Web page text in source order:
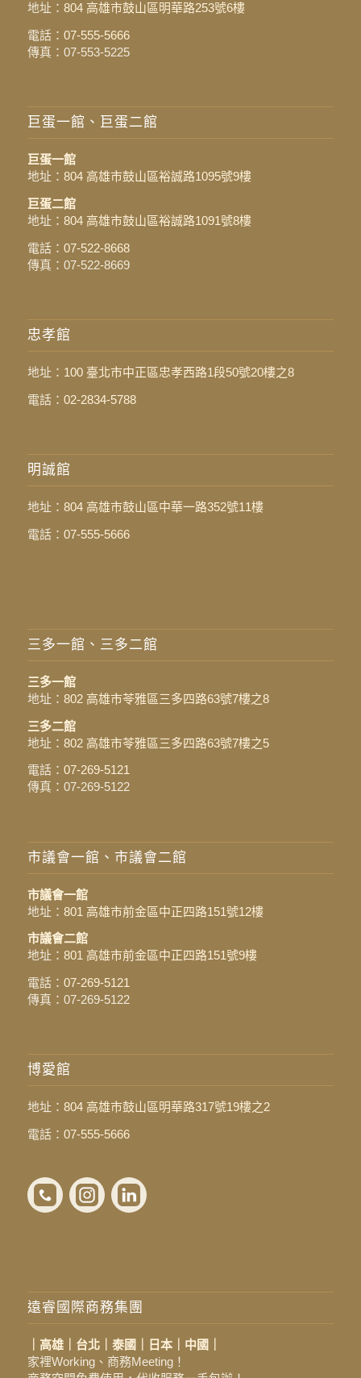
地址： 804 高雄市鼓山區明華路253號6樓
電話： 07-555-5666
傳真：07-553-5225
巨蛋一館、巨蛋二館
巨蛋一館
地址： 804 高雄市鼓山區裕誠路1095號9樓
巨蛋二館
地址： 804 高雄市鼓山區裕誠路1091號8樓
電話： 07-522-8668
傳真：07-522-8669
忠孝館
地址： 100 臺北市中正區忠孝西路1段50號20樓之8
電話： 02-2834-5788
明誠館
地址： 804 高雄市鼓山區中華一路352號11樓
電話： 07-555-5666
三多一館、三多二館
三多一館
地址： 802 高雄市苓雅區三多四路63號7樓之8
三多二館
地址： 802 高雄市苓雅區三多四路63號7樓之5
電話： 07-269-5121
傳真：07-269-5122
市議會一館、市議會二館
市議會一館
地址： 801 高雄市前金區中正四路151號12樓
市議會二館
地址： 801 高雄市前金區中正四路151號9樓
電話： 07-269-5121
傳真：07-269-5122
博愛館
地址： 804 高雄市鼓山區明華路317號19樓之2
電話： 07-555-5666
遠睿國際商務集團
｜高雄｜台北｜泰國｜日本｜中國｜
家裡Working、商務Meeting！